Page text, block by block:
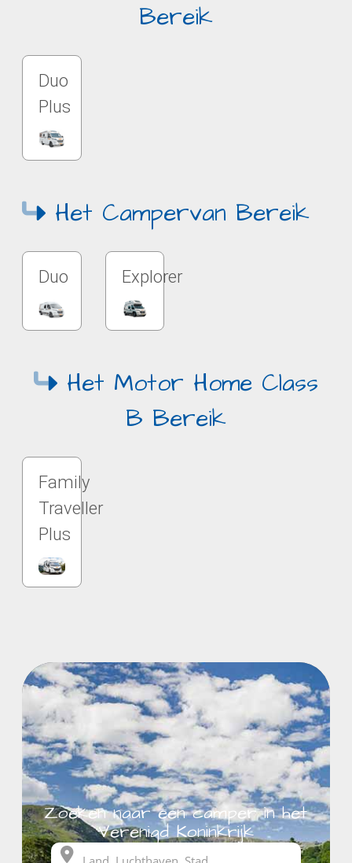
Bereik
Duo
Plus
Het Campervan Bereik
Duo Explorer
Het Motor Home Class
B Bereik
Family
Traveller
Plus
Zoeken naar een camper in het
Verenigd Koninkrijk